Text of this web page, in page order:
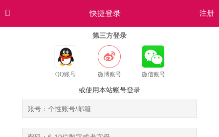
 快捷登录 注册
第三方登录
QQ账号 微博账号 微信账号
或使用本站账号登录